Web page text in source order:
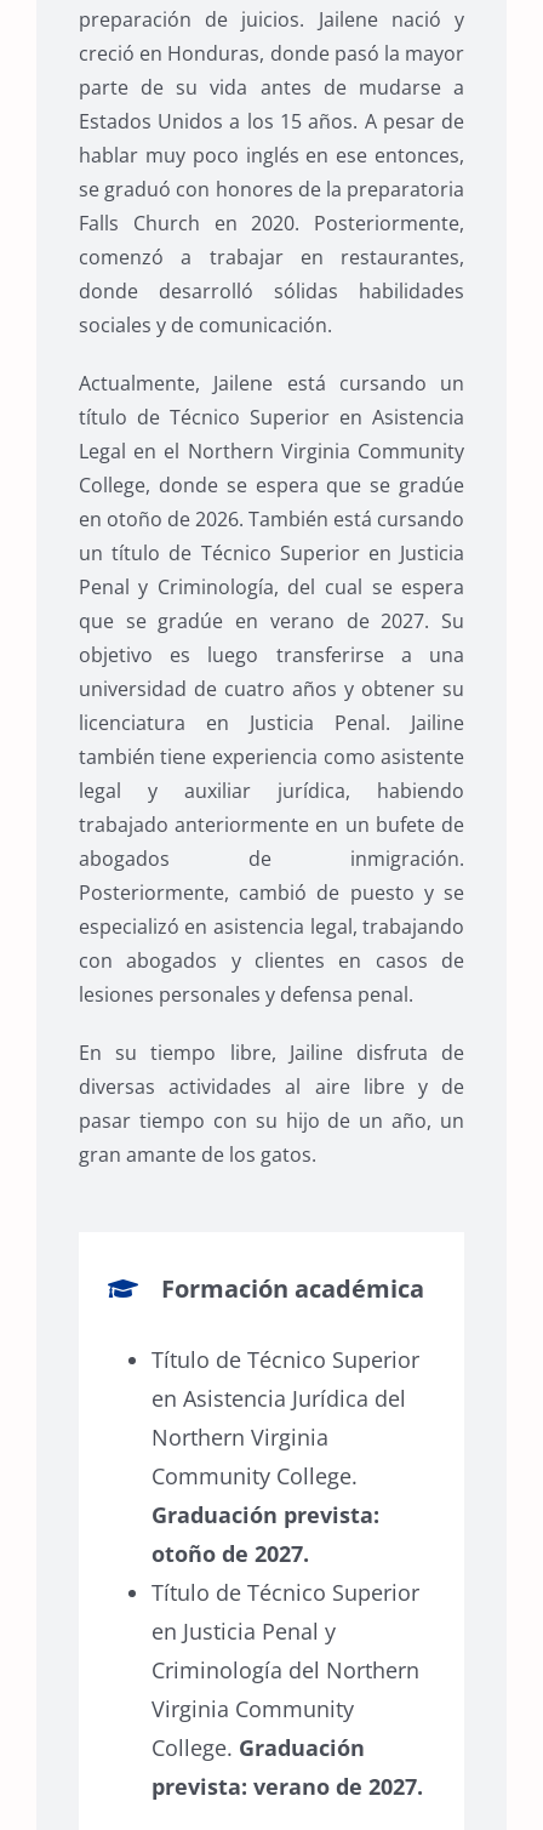
preparación de juicios. Jailene nació y
creció en Honduras, donde pasó la mayor
parte de su vida antes de mudarse a
Estados Unidos a los 15 años. A pesar de
hablar muy poco inglés en ese entonces,
se graduó con honores de la preparatoria
Falls Church en 2020. Posteriormente,
comenzó a trabajar en restaurantes,
donde desarrolló sólidas habilidades
sociales y de comunicación.
Actualmente, Jailene está cursando un
título de Técnico Superior en Asistencia
Legal en el Northern Virginia Community
College, donde se espera que se gradúe
en otoño de 2026. También está cursando
un título de Técnico Superior en Justicia
Penal y Criminología, del cual se espera
que se gradúe en verano de 2027. Su
objetivo es luego transferirse a una
universidad de cuatro años y obtener su
licenciatura en Justicia Penal. Jailine
también tiene experiencia como asistente
legal y auxiliar jurídica, habiendo
trabajado anteriormente en un bufete de
abogados de inmigración.
Posteriormente, cambió de puesto y se
especializó en asistencia legal, trabajando
con abogados y clientes en casos de
lesiones personales y defensa penal.
En su tiempo libre, Jailine disfruta de
diversas actividades al aire libre y de
pasar tiempo con su hijo de un año, un
gran amante de los gatos.
Formación académica
Título de Técnico Superior
en Asistencia Jurídica del
Northern Virginia
Community College.
Graduación prevista:
otoño de 2027.
Título de Técnico Superior
en Justicia Penal y
Criminología del Northern
Virginia Community
College. Graduación
prevista: verano de 2027.